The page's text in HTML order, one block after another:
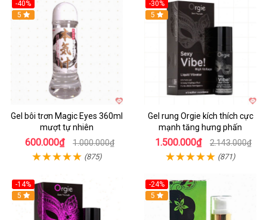
-40%
5
Gel bôi trơn Magic Eyes 360ml
mượt tự nhiên
600.000₫ 1.000.000₫
(875)
-30%
Hot
5
Gel rung Orgie kích thích cực
mạnh tăng hưng phấn
1.500.000₫ 2.143.000₫
(871)
-14%
Hot
5
-24%
5